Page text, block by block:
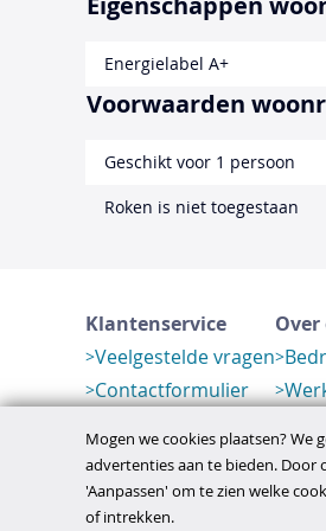
Energielabel A+
Voorwaarden
Geschikt voor 1 persoon
Roken is niet toegestaan
Klantenservice
Veelgestelde vragen
Contactformulier
Over
Copyright © 2026
Mogen we cookies plaatsen?
advertenties aan te bieden. Door
'Aanpassen' om te zien welke
of intrekken.